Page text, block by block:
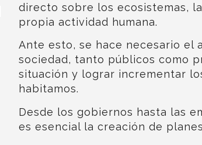
directo sobre los ecosistemas,
propia actividad humana.
Ante esto, se hace necesario el
sociedad, tanto públicos como
situación y lograr incrementar
habitamos.
Desde los gobiernos hasta las
es esencial la creación de